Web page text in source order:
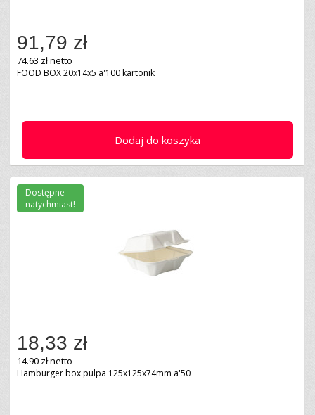
Dodaj do koszyka
91,79 zł
74.63 zł netto
FOOD BOX 20x14x5 a'100 kartonik
18,33 zł
14.90 zł netto
Hamburger box pulpa 125x125x74mm a'50
Dostępne
natychmiast!